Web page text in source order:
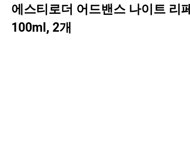
에스티로더 어드밴스 나이트 리
100ml, 2개